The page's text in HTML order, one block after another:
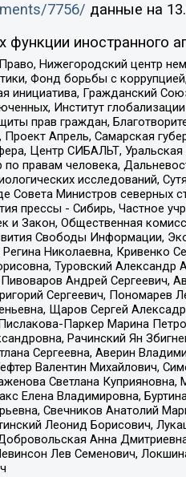
7756/ данные на
иностранного
Нижегородский центр
Фонд борьбы с
инициатива, Гражданский
Институт
прав граждан,
Проект Апрель, Самарская
Центр СИБАЛЬТ,
правам человека,
Совета Министров
прессы - Сибирь, Частное
и Закон, Общественная
Свободы Информации,
Николаевна,
Туровский Александр
Андрей Сергеевич,
Сергеевич, Пономарев
Щаров Сергей
Паркер Марина
Рачинский Ян
Сергеевна, Аверин
Валентин Михайлович,
Светлана
Елена Владимировна,
Свечников Анатолий
Леонид Борисович,
Анна
Лев Семенович,